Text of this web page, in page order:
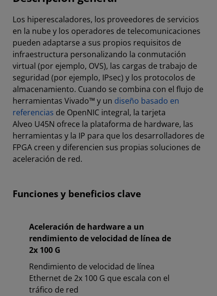
Los hiperescaladores, los proveedores de servicios
en la nube y los operadores de telecomunicaciones
pueden adaptarse a sus propios requisitos de
infraestructura personalizando la conmutación
virtual (por ejemplo, OVS), las cargas de trabajo de
seguridad (por ejemplo, IPsec) y los protocolos de
almacenamiento. Cuando se combina con el flujo de
herramientas Vivado™ y un diseño basado en
referencias de OpenNIC integral, la tarjeta
Alveo U45N ofrece la plataforma de hardware, las
herramientas y la IP para que los desarrolladores de
FPGA creen y diferencien sus propias soluciones de
aceleración de red.
Funciones y beneficios clave
Aceleración de hardware a un
rendimiento de velocidad de línea de
2x 100 G
Rendimiento de velocidad de línea
Ethernet de 2x 100 G que escala con el
tráfico de red